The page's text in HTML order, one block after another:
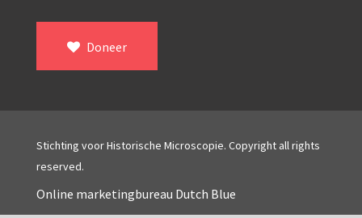
Winkel, statief BTC (1955-1957)
ROW, schoolmicroscoop (1955-1965)
Bleeker, statief R (ca. 1965)
Meopta, ‘veld’microscoop (1965-1980)
Doneer
Stichting voor Historische Microscopie. Copyright all rights
reserved.
Online marketingbureau Dutch Blue